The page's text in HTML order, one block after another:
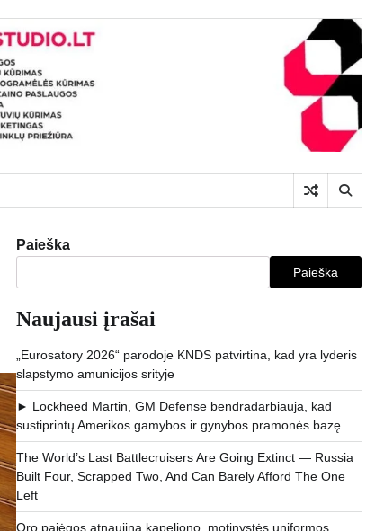
Paieška
Paieška
Naujausi įrašai
„Eurosatory 2026“ parodoje KNDS patvirtina, kad yra lyderis
slapstymo amunicijos srityje
► Lockheed Martin, GM Defense bendradarbiauja, kad
sustiprintų Amerikos gamybos ir gynybos pramonės bazę
The World’s Last Battlecruisers Are Going Extinct — Russia
Built Four, Scrapped Two, And Can Barely Afford The One
Left
Oro pajėgos atnaujina kapeliono, motinystės uniformos